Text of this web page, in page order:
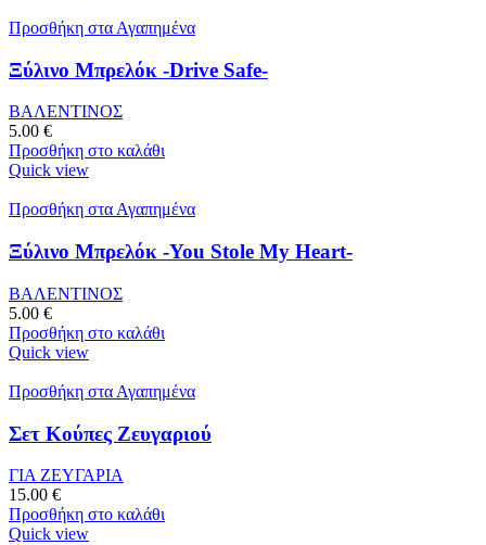
Προσθήκη στα Αγαπημένα
Ξύλινο Μπρελόκ -Drive Safe-
ΒΑΛΕΝΤΙΝΟΣ
5.00 €
Προσθήκη στο καλάθι
Quick view
Προσθήκη στα Αγαπημένα
Ξύλινο Μπρελόκ -You Stole My Heart-
ΒΑΛΕΝΤΙΝΟΣ
5.00 €
Προσθήκη στο καλάθι
Quick view
Προσθήκη στα Αγαπημένα
Σετ Κούπες Ζευγαριού
ΓΙΑ ΖΕΥΓΑΡΙΑ
15.00 €
Προσθήκη στο καλάθι
Quick view